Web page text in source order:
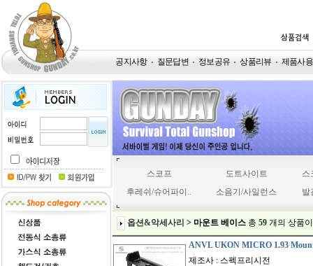
공지사항 질문답변 정보공유 상품리뷰 제품사
스코프 도트사이트
스
후레쉬/슈어파이..
소음기/사일런스 발
옵션&악세사리 > 마운트 베이스 총 59 개 의 상품
ANVL UKON MICRO 1.93
제조사 : 스펙프리시전